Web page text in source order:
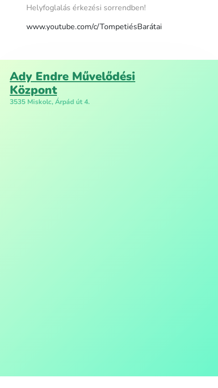
Helyfoglalás érkezési sorrendben!
www.youtube.com/c/TompetiésBarátai
Ady Endre Művelődési
Központ
3535 Miskolc, Árpád út 4.